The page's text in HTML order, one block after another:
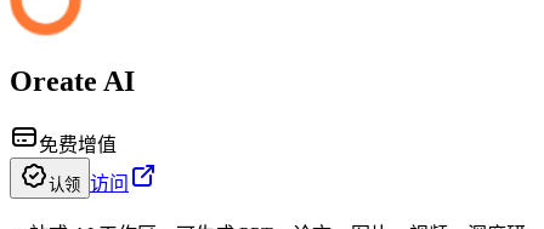
Oreate AI
免费增值
认领 访问